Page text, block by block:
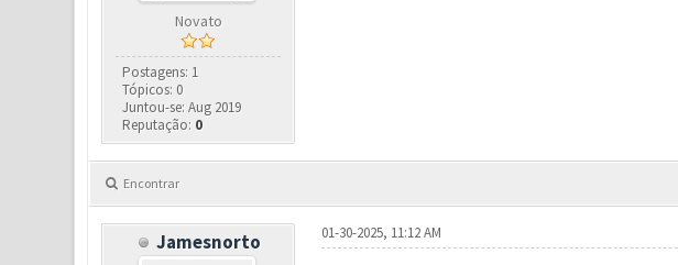
Novato
Postagens: 1
Tópicos: 0
Juntou-se: Aug 2019
Reputação: 0
Encontrar
Jamesnorto 01-30-2025, 11:12 AM